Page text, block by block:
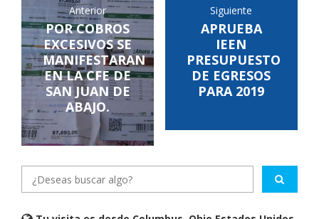
Anterior
POR COBROS
EXCESIVOS SE
MANIFESTARAN
EN LA CFE DE
SAN JUAN DE
ABAJO.
Siguiente
APRUEBA
IEEN
PRESUPUESTO
DE EGRESOS
PARA 2019